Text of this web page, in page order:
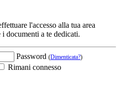
l'accesso alla tua area
i documenti a te dedicati.
Password (Dimenticata?)
Rimani connesso